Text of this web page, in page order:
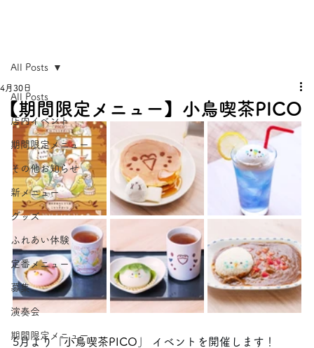
All Posts
店内イベント
期間限定メニュー
その他お知らせ
新メニュー
グッズ
ふれあい体験
定番メニュー
募集
演奏会
期間限定メニュー
All Posts
【期間限定メニュー】小鳥喫茶PICO
4月30日
5月より「小鳥喫茶PICO 」 イベントを開催します！